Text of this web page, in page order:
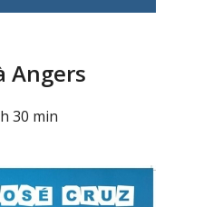
Angers
30 min